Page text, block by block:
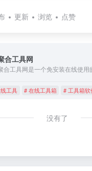
更新 浏览 点赞
合工具网
工具 # 在线工具箱 # 工具箱软
没有了